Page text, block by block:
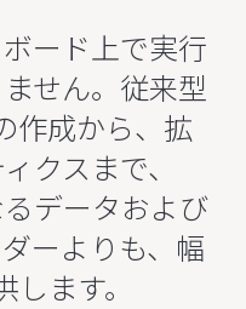
ード上で実行
せん。従来型
作成から、拡
クスまで、
データおよび
ーよりも、幅
ます。